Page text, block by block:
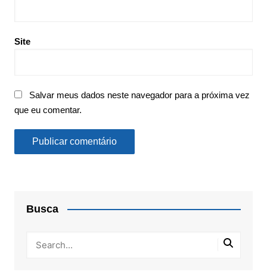
Site
Salvar meus dados neste navegador para a próxima vez
que eu comentar.
Busca